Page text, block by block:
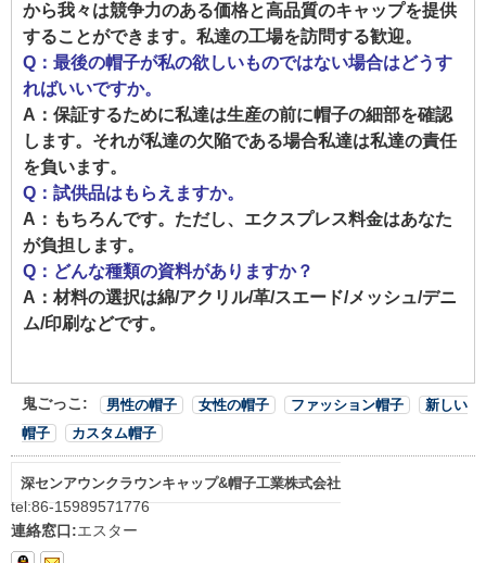
から我々は競争力のある価格と高品質のキャップを提供
することができます。私達の工場を訪問する歓迎。
Q：最後の帽子が私の欲しいものではない場合はどうす
ればいいですか。
A：保証するために私達は生産の前に帽子の細部を確認
します。それが私達の欠陥である場合私達は私達の責任
を負います。
Q：試供品はもらえますか。
A：もちろんです。ただし、エクスプレス料金はあなた
が負担します。
Q：どんな種類の資料がありますか？
A：材料の選択は綿/アクリル/革/スエード/メッシュ/デニ
ム/印刷などです。
鬼ごっこ: 男性の帽子 女性の帽子 ファッション帽子
新しい
帽子
カスタム帽子
深センアウンクラウンキャップ&帽子工業株式会社
tel:86-15989571776
連絡窓口:エスター